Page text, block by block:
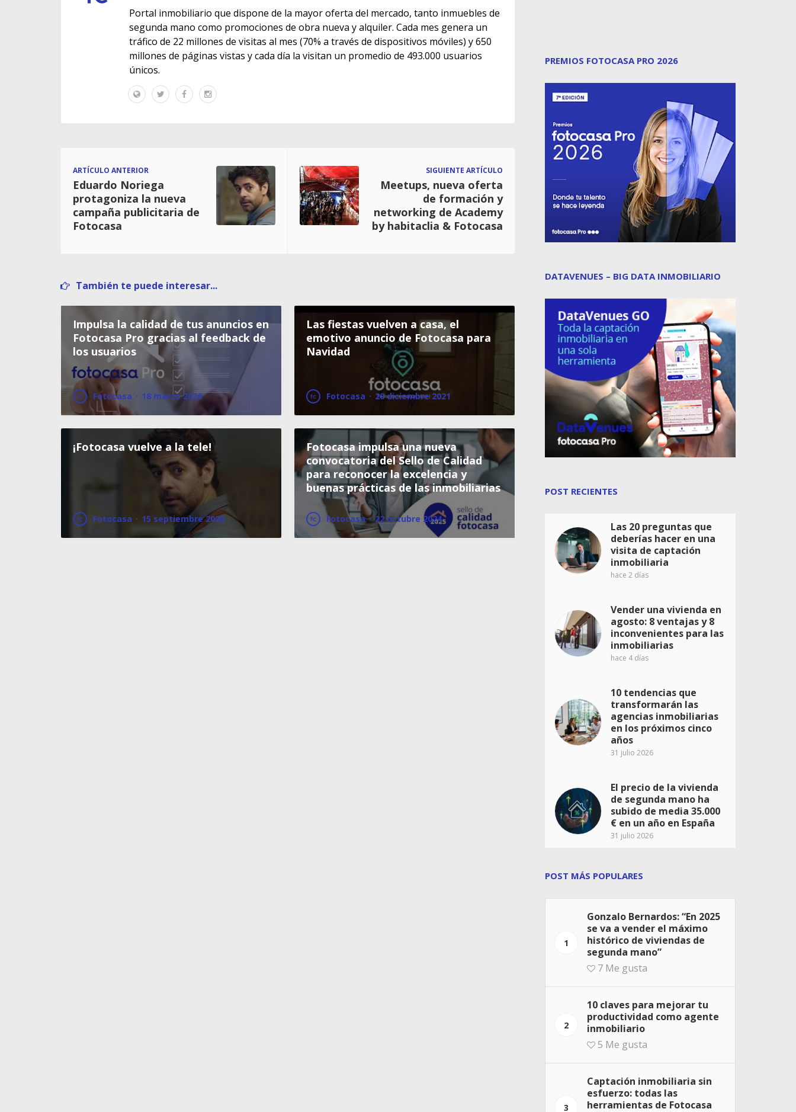
Portal inmobiliario que dispone de la mayor oferta del mercado, tanto inmuebles de
segunda mano como promociones de obra nueva y alquiler. Cada mes genera un
tráfico de 22 millones de visitas al mes (70% a través de dispositivos móviles) y 650
millones de páginas vistas y cada día la visitan un promedio de 493.000 usuarios
únicos.
ARTÍCULO ANTERIOR
Eduardo Noriega
protagoniza la nueva
campaña publicitaria de
Fotocasa
SIGUIENTE ARTÍCULO
Meetups, nueva oferta
de formación y
networking de Academy
by habitaclia & Fotocasa
También te puede interesar...
Impulsa la calidad de tus anuncios en
Fotocasa Pro gracias al feedback de
los usuarios
Fotocasa · 18 marzo 2026
Las fiestas vuelven a casa, el
emotivo anuncio de Fotocasa para
Navidad
Fotocasa · 20 diciembre 2021
¡Fotocasa vuelve a la tele!
Fotocasa · 15 septiembre 2020
Fotocasa impulsa una nueva
convocatoria del Sello de Calidad
para reconocer la excelencia y
buenas prácticas de las inmobiliarias
Fotocasa · 22 octubre 2024
PREMIOS FOTOCASA PRO 2026
DATAVENUES – BIG DATA INMOBILIARIO
POST RECIENTES
Las 20 preguntas que
deberías hacer en una
visita de captación
inmobiliaria
hace 2 días
Vender una vivienda en
agosto: 8 ventajas y 8
inconvenientes para las
inmobiliarias
hace 4 días
10 tendencias que
transformarán las
agencias inmobiliarias
en los próximos cinco
años
31 julio 2026
El precio de la vivienda
de segunda mano ha
subido de media 35.000
€ en un año en España
31 julio 2026
POST MÁS POPULARES
1
Gonzalo Bernardos: “En 2025
se va a vender el máximo
histórico de viviendas de
segunda mano”
7 Me gusta
2
10 claves para mejorar tu
productividad como agente
inmobiliario
5 Me gusta
3
Captación inmobiliaria sin
esfuerzo: todas las
herramientas de Fotocasa